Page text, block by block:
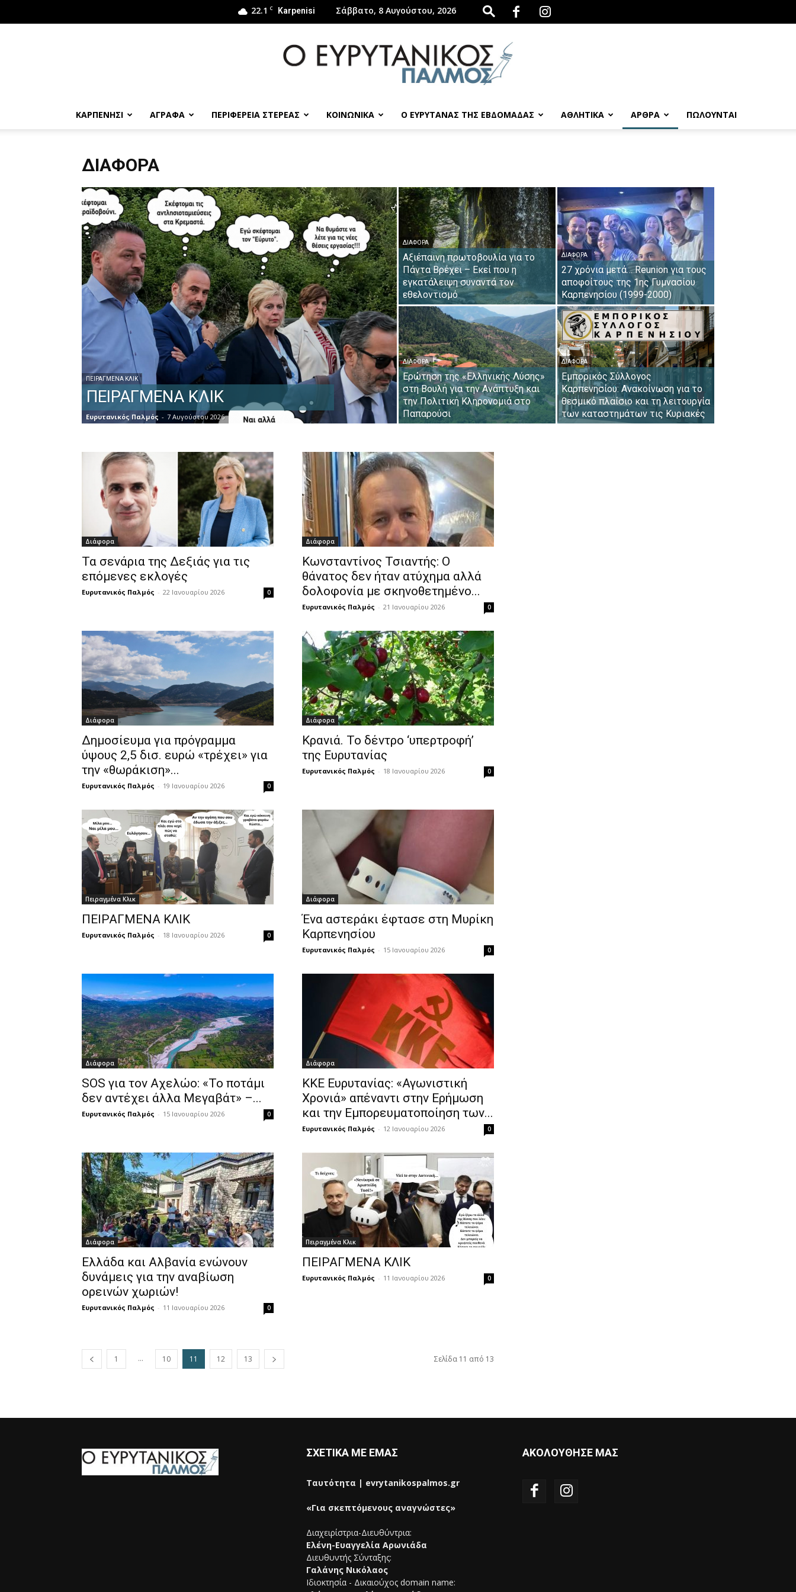
22.1 C Karpenisi Σάββατο, 8 Αυγούστου, 2026
ΚΑΡΠΕΝΗΣΙ ΑΓΡΑΦΑ ΠΕΡΙΦΕΡΕΙΑ ΣΤΕΡΕΑΣ ΚΟΙΝΩΝΙΚΑ Ο ΕΥΡΥΤΑΝΑΣ ΤΗΣ ΕΒΔΟΜΑΔΑΣ ΑΘΛΗΤΙΚΑ ΑΡΘΡΑ ΠΩΛΟΎΝΤΑΙ
ΔΙΆΦΟΡΑ
ΠΕΙΡΑΓΜΈΝΑ ΚΛΙΚ
ΠΕΙΡΑΓΜΕΝΑ ΚΛΙΚ
Ευρυτανικός Παλμός - 7 Αυγούστου 2026
ΔΙΆΦΟΡΑ
Αξιέπαινη πρωτοβουλία για το
Πάντα Βρέχει – Εκεί που η
εγκατάλειψη συναντά τον
εθελοντισμό
ΔΙΆΦΟΡΑ
27 χρόνια μετά… Reunion για τους
αποφοίτους της 1ης Γυμνασίου
Καρπενησίου (1999-2000)
ΔΙΆΦΟΡΑ
Ερώτηση της «Ελληνικής Λύσης»
στη Βουλή για την Ανάπτυξη και
την Πολιτική Κληρονομιά στο
Παπαρούσι
ΔΙΆΦΟΡΑ
Εμπορικός Σύλλογος
Καρπενησίου: Ανακοίνωση για το
θεσμικό πλαίσιο και τη λειτουργία
των καταστημάτων τις Κυριακές
Διάφορα
Τα σενάρια της Δεξιάς για τις
επόμενες εκλογές
Ευρυτανικός Παλμός - 22 Ιανουαρίου 2026 0
Διάφορα
Κωνσταντίνος Τσιαντής: Ο
θάνατος δεν ήταν ατύχημα αλλά
δολοφονία με σκηνοθετημένο...
Ευρυτανικός Παλμός - 21 Ιανουαρίου 2026 0
Διάφορα
Δημοσίευμα για πρόγραμμα
ύψους 2,5 δισ. ευρώ «τρέχει» για
την «θωράκιση»...
Ευρυτανικός Παλμός - 19 Ιανουαρίου 2026 0
Διάφορα
Κρανιά. Το δέντρο ‘υπερτροφή’
της Ευρυτανίας
Ευρυτανικός Παλμός - 18 Ιανουαρίου 2026 0
Πειραγμένα Κλικ
ΠΕΙΡΑΓΜΕΝΑ ΚΛΙΚ
Ευρυτανικός Παλμός - 18 Ιανουαρίου 2026 0
Διάφορα
Ένα αστεράκι έφτασε στη Μυρίκη
Καρπενησίου
Ευρυτανικός Παλμός - 15 Ιανουαρίου 2026 0
Διάφορα
SOS για τον Αχελώο: «Το ποτάμι
δεν αντέχει άλλα Μεγαβάτ» –...
Ευρυτανικός Παλμός - 15 Ιανουαρίου 2026 0
Διάφορα
ΚΚΕ Ευρυτανίας: «Αγωνιστική
Χρονιά» απέναντι στην Ερήμωση
και την Εμπορευματοποίηση των...
Ευρυτανικός Παλμός - 12 Ιανουαρίου 2026 0
Διάφορα
Ελλάδα και Αλβανία ενώνουν
δυνάμεις για την αναβίωση
ορεινών χωριών!
Ευρυτανικός Παλμός - 11 Ιανουαρίου 2026 0
Πειραγμένα Κλικ
ΠΕΙΡΑΓΜΕΝΑ ΚΛΙΚ
Ευρυτανικός Παλμός - 11 Ιανουαρίου 2026 0
1 ... 10 11 12 13 Σελίδα 11 από 13
ΣΧΕΤΙΚΑ ΜΕ ΕΜΑΣ
Ταυτότητα | evrytanikospalmos.gr
«Για σκεπτόμενους αναγνώστες»
Διαχειρίστρια-Διευθύντρια:
Ελένη-Ευαγγελία Αρωνιάδα
Διευθυντής Σύνταξης:
Γαλάνης Νικόλαος
Ιδιοκτησία - Δικαιούχος domain name:
ΑΚΟΛΟΥΘΗΣΕ ΜΑΣ